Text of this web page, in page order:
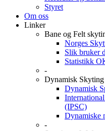
Styret
Om oss
Linker
Bane og Felt
Norges
Slik bruker
Statistikk
-
Dynamisk Skyting
Dynamisk
(IPSC)
Dynamiske
-